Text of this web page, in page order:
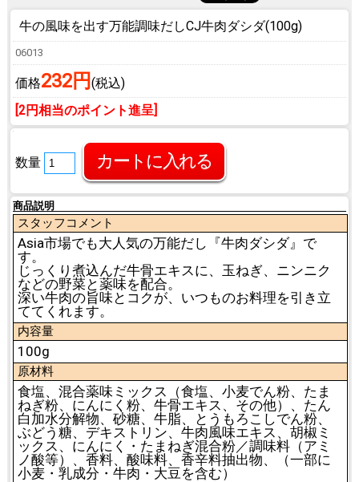
牛の風味を出す万能調味だしCJ牛肉ダシダ(100g)
06013
価格232円 (税込)
[2円相当のポイント進呈]
数量
商品説明
スタッフコメント
Asia市場でも大人気の万能だし『牛肉ダシダ』で
す。
じっくり煮込んだ牛骨エキスに、玉ねぎ、ニンニク
などの野菜と薬味を配合。
深い牛肉の旨味とコクが、いつものお料理を引き立
ててくれます。
内容量
100g
原材料
食塩、混合薬味ミックス（食塩、小麦でん粉、たま
ねぎ粉、にんにく粉、牛骨エキス、その他）、たん
白加水分解物、砂糖、牛脂、とうもろこしでん粉、
ぶどう糖、デキストリン、牛肉風味エキス、胡椒ミ
ックス、にんにく・たまねぎ混合粉／調味料（アミ
ノ酸等）、香料、酸味料、香辛料抽出物、（一部に
小麦・乳成分・牛肉・大豆を含む）